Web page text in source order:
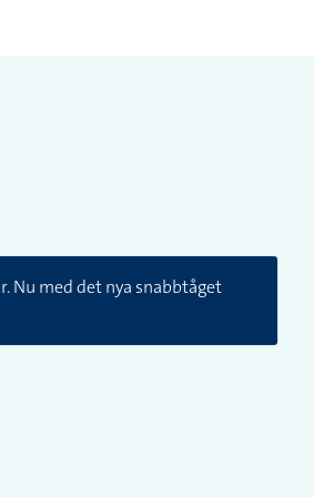
Nu med det nya snabbtåget